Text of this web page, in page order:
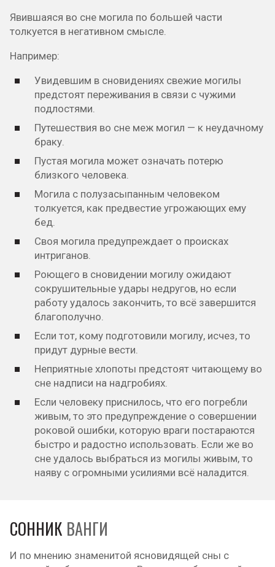
Явившаяся во сне могила по большей части
толкуется в негативном смысле.
Например:
Увидевшим в сновидениях свежие могилы
предстоят переживания в связи с чужими
подлостями.
Путешествия во сне меж могил — к неудачному
браку.
Пустая могила может означать потерю
близкого человека.
Могила с полузасыпанным человеком
толкуется, как предвестие угрожающих ему
бед.
Своя могила предупреждает о происках
интриганов.
Роющего в сновидении могилу ожидают
сокрушительные удары недругов, но если
работу удалось закончить, то всё завершится
благополучно.
Если тот, кому подготовили могилу, исчез, то
придут дурные вести.
Неприятные хлопоты предстоят читающему во
сне надписи на надгробиях.
Если человеку приснилось, что его погребли
живым, то это предупреждение о совершении
роковой ошибки, которую враги постараются
быстро и радостно использовать. Если же во
сне удалось выбраться из могилы живым, то
наяву с огромными усилиями всё наладится.
СОННИК ВАНГИ
И по мнению знаменитой ясновидящей сны с